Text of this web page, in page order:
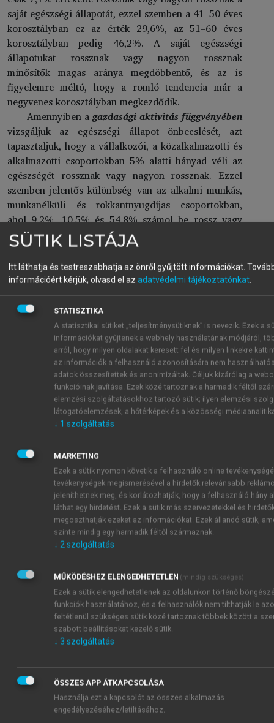
saját egészségi állapotát, ezzel szemben a 41–50 éves
korosztályban ez az érték 29,6%, az 51–60 éves
korosztályban pedig 46,2%. A saját egészségi
állapotukat rossznak vagy nagyon rossznak
minősítők magas aránya megdöbbentő, és az is
figyelemre méltó, hogy a romló tendencia már a
negyvenes korosztályban megkezdődik.
Amennyiben agazdasági aktivitás függvényében
vizsgáljuk az egészségi állapot önbecslését, azt
tapasztaljuk, hogy a vállalkozói, a közalkalmazotti és
alkalmazotti csoportokban 5% alatti hányad véli az
egészségét rossznak vagy nagyon rossznak. Ezzel
szemben jelentős különbség van az alkalmi munkás,
munkanélküli és rokkantnyugdíjas csoportokban,
ahol 9,2%, 10,5% és 54,8% számol be rossz vagy
nagyon rossz egészségi állapotról.
Magyarországon enyhedepressziós tünetektől
(amelyek még nem érik el a klinikai értelemben vett
depressziót, de már életminőség-romlást
okozhatnak) 1988-ban a 16 év feletti népesség
16,8%-a számolt be, 1995-ben 17,0%, 2002-ben
pedig 14,4%. Közepesen súlyos vagy súlyos, tehát
klinikai kezelést igénylő depressziós tünetekről
1988-ban a megkérdezettek 7,5%-a, 1995-ben a
megkérdezettek 13,4%-a, a Hungarostudy 2002
felmérésben pedig a megkérdezettek 12,8%-a számol
be. A súlyos, mindenképpen mielőbbi kezelést
igénylő esetek száma 1988-ban 2,9% volt, 1995-ben
7,1%, a Hungarostudy 2002 vizsgálatban pedig 7,3%
Ha a Hungarostudy 2002-ben
lebontva vizsgáljuk a depresszió gyakoriságát, akkor
azt látjuk, hogy a depressziós tünetek várható módon
a korral emelkednek. Míg a 25–39 éves
korosztályban az enyhe depressziós tünetek 11,1%-
ban fordulnak elő, addig a 40–59 éves korosztályban
már 16,5%-ban, 60 év felett pedig már 18,4%-ban.
kezelést igénylő depressziós esetek számát
vizsgáljuk, az eredmények még megdöbbentőbbek: a
25–39 éves korosztályban ez 6,0 százalék, a
középkorú népességben (40–59) már 14,5%, 60 év
felett pedig 22,9%!
SÜTIK LISTÁJA
Itt láthatja és testreszabhatja az önről gyűjtött információkat.
információért kérjük, olvasd el az adatvédelmi tájékoztatónkat
STATISZTIKA
A statisztikai sütiket „teljesítménysütiknek” is nevezik. Ezek a
információkat gyűjtenek a webhely használatának módjáról,
arról, hogy milyen oldalakat keresett fel és milyen linkekre
az információk a felhasználó azonosítására nem
adatok összesítettek és anonimizáltak. Céljuk kizárólag a
funkcióinak javítása. Ezek közé tartoznak a harmadik féltől
elemzési szolgáltatásokhoz tartozó sütik; ilyen elemzési
látogatóelemzések, a hőtérképek és a közösségi
↓ 1 szolgáltatás
MARKETING
Ezek a sütik nyomon követik a felhasználó online
tevékenységek megismerésével a hirdetők relevánsabb
jeleníthetnek meg, és korlátozhatják, hogy a felhasználó hány
láthat egy hirdetést. Ezek a sütik más szervezetekkel és
megoszthatják ezeket az információkat. Ezek állandó sütik,
szinte mindig egy harmadik féltől származnak.
↓ 2 szolgáltatás
MŰKÖDÉSHEZ ELENGEDHETETLEN (mindig szükséges)
Ezek a sütik elengedhetetlenek az oldalunkon történő
funkciók használatához, és a felhasználók nem tilthatják le
feltétlenül szükséges sütik közé tartoznak többek között a
szabott beállításokat kezelő sütik.
↓ 3 szolgáltatás
ÖSSZES APP ÁTKAPCSOLÁSA
Használja ezt a kapcsolót az összes alkalmazás
engedélyezéséhez/letiltásához.